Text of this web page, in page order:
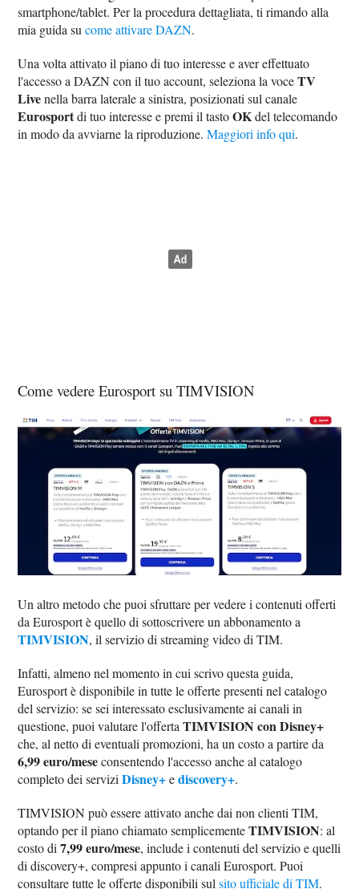
smartphone/tablet. Per la procedura dettagliata, ti rimando alla
mia guida sucome attivare DAZN.
Una volta attivato il piano di tuo interesse e aver effettuato
l'accesso a DAZN con il tuo account, seleziona la voceTV
Livenella barra laterale a sinistra, posizionati sul canale
Eurosportdi tuo interesse e premi il tastoOKdel telecomando
in modo da avviarne la riproduzione.Maggiori info qui.
Come vedere Eurosport su TIMVISION
Un altro metodo che puoi sfruttare per vedere i contenuti offerti
da Eurosport è quello di sottoscrivere un abbonamento a
TIMVISION, il servizio di streaming video di TIM.
Infatti, almeno nel momento in cui scrivo questa guida,
Eurosport è disponibile in tutte le offerte presenti nel catalogo
del servizio: se sei interessato esclusivamente ai canali in
questione, puoi valutare l'offertaTIMVISION con Disney+
che, al netto di eventuali promozioni, ha un costo a partire da
6,99 euro/meseconsentendo l'accesso anche al catalogo
completo dei serviziDisney+ediscovery+.
TIMVISION può essere attivato anche dai non clienti TIM,
optando per il piano chiamato semplicementeTIMVISION: al
costo di7,99 euro/mese, include i contenuti del servizio e quelli
di discovery+, compresi appunto i canali Eurosport. Puoi
consultare tutte le offerte disponibili sulsito ufficiale di TIM.